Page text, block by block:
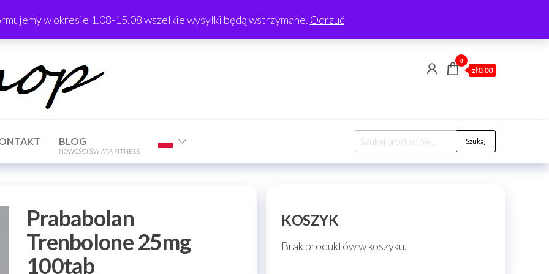
w okresie 1.08-15.08 wszelkie wysyłki będą wstrzymane. Odrzuć
TrTShop
0
zł0.00
BLOG
NOWOŚCI ŚWIATA FITNESS
Szukaj: Szukaj
Prababolan
Trenbolone 25mg
100tab
KOSZYK
Brak produktów w koszyku.